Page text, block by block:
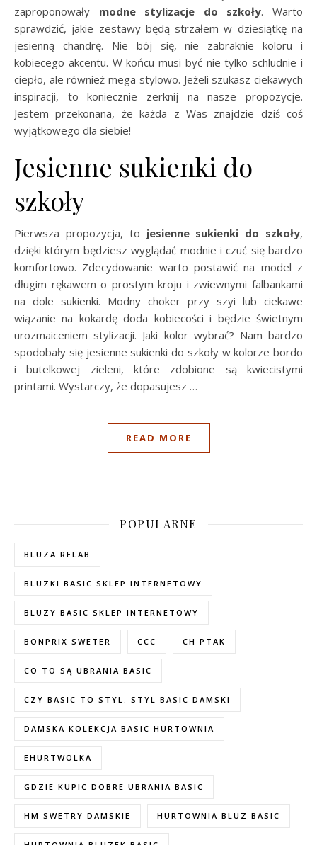
zaproponowały modne stylizacje do szkoły. Warto
sprawdzić, jakie zestawy będą strzałem w dziesiątkę na
jesienną chandrę. Nie bój się, nie zabraknie koloru i
kobiecego akcentu. W końcu musi być nie tylko schludnie i
ciepło, ale również mega stylowo. Jeżeli szukasz ciekawych
inspiracji, to koniecznie zerknij na nasze propozycje.
Jestem przekonana, że każda z Was znajdzie dziś coś
wyjątkowego dla siebie!
Jesienne sukienki do
szkoły
Pierwsza propozycja, to jesienne sukienki do szkoły,
dzięki którym będziesz wyglądać modnie i czuć się bardzo
komfortowo. Zdecydowanie warto postawić na model z
długim rękawem o prostym kroju i zwiewnymi falbankami
na dole sukienki. Modny choker przy szyi lub ciekawe
wiązanie na kokardę doda kobiecości i będzie świetnym
urozmaiceniem stylizacji. Jaki kolor wybrać? Nam bardzo
spodobały się jesienne sukienki do szkoły w kolorze bordo
i butelkowej zieleni, które zdobione są kwiecistymi
printami. Wystarczy, że dopasujesz …
READ MORE
POPULARNE
BLUZA RELAB
BLUZKI BASIC SKLEP INTERNETOWY
BLUZY BASIC SKLEP INTERNETOWY
BONPRIX SWETER CCC CH PTAK
CO TO SĄ UBRANIA BASIC
CZY BASIC TO STYL. STYL BASIC DAMSKI
DAMSKA KOLEKCJA BASIC HURTOWNIA
EHURTWOLKA
GDZIE KUPIC DOBRE UBRANIA BASIC
HM SWETRY DAMSKIE HURTOWNIA BLUZ BASIC